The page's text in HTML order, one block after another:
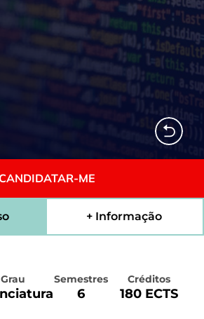
ME
+ Informação
Grau Semestres
6
Créditos
180 ECTS